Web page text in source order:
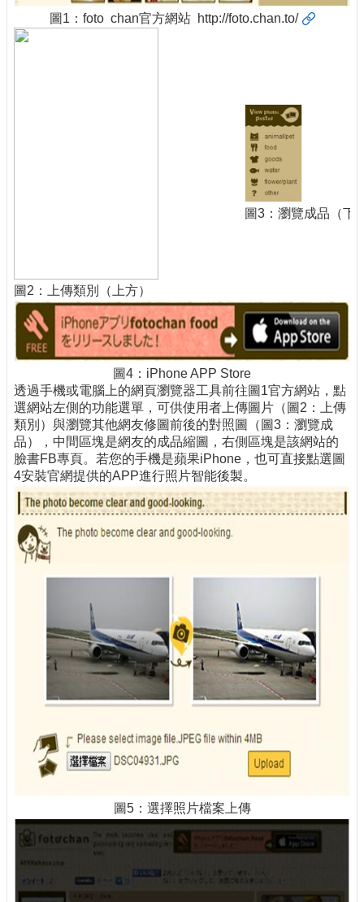
導
技
圖1：foto chan官方網站 http://foto.chan.to/
圖2：上傳類別（上方）
圖3：瀏覽成品（下
圖4：iPhone APP Store
透過手機或電腦上的網頁瀏覽器工具前往圖1官方網站，點
選網站左側的功能選單，可供使用者上傳圖片（圖2：上傳
類別）與瀏覽其他網友修圖前後的對照圖（圖3：瀏覽成
品），中間區塊是網友的成品縮圖，右側區塊是該網站的
臉書FB專頁。若您的手機是蘋果iPhone，也可直接點選圖
4安裝官網提供的APP進行照片智能後製。
圖5：選擇照片檔案上傳